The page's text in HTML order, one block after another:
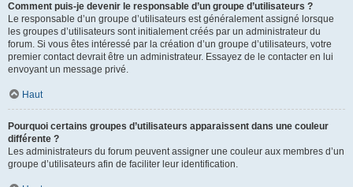
Comment puis-je devenir le responsable d’un groupe d’utilisateurs ?
Le responsable d’un groupe d’utilisateurs est généralement assigné lorsque
les groupes d’utilisateurs sont initialement créés par un administrateur du
forum. Si vous êtes intéressé par la création d’un groupe d’utilisateurs, votre
premier contact devrait être un administrateur. Essayez de le contacter en lui
envoyant un message privé.
Haut
Pourquoi certains groupes d’utilisateurs apparaissent dans une couleur
différente ?
Les administrateurs du forum peuvent assigner une couleur aux membres d’un
groupe d’utilisateurs afin de faciliter leur identification.